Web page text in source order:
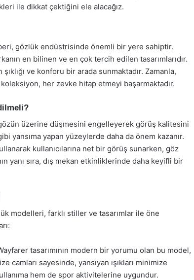
ile dikkat çektiğini ele alacağız.
gözlük endüstrisinde önemli bir yere sahiptir.
en bilinen ve en çok tercih edilen tasarımlarıdır.
ve konforu bir arada sunmaktadır. Zamanla,
her zevke hitap etmeyi başarmaktadır.
üzerine düşmesini engelleyerek görüş kalitesini
yansıma yapan yüzeylerde daha da önem kazanır.
kullanıcılarına net bir görüş sunarken, göz
yanı sıra, dış mekan etkinliklerinde daha keyifli bir
modelleri, farklı stiller ve tasarımlar ile öne
tasarımının modern bir yorumu olan bu model,
camları sayesinde, yansıyan ışıkları minimize
hem de spor aktivitelerine uygundur.